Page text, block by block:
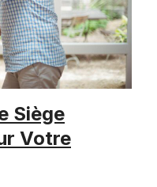
Siège
Votre